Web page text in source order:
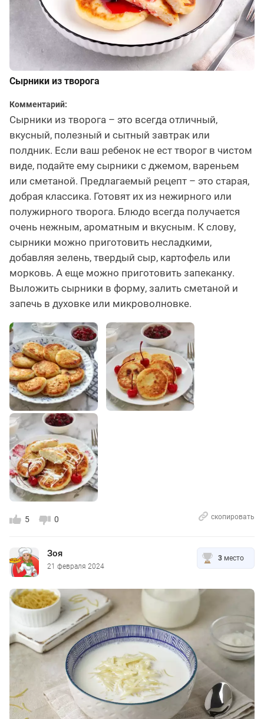
Сырники из творога
Комментарий:
Сырники из творога – это всегда отличный,
вкусный, полезный и сытный завтрак или
полдник. Если ваш ребенок не ест творог в чистом
виде, подайте ему сырники с джемом, вареньем
или сметаной. Предлагаемый рецепт – это старая,
добрая классика. Готовят их из нежирного или
полужирного творога. Блюдо всегда получается
очень нежным, ароматным и вкусным. К слову,
сырники можно приготовить несладкими,
добавляя зелень, твердый сыр, картофель или
морковь. А еще можно приготовить запеканку.
Выложить сырники в форму, залить сметаной и
запечь в духовке или микроволновке.
5 0 скопировать
3 место
Зоя
21 февраля 2024